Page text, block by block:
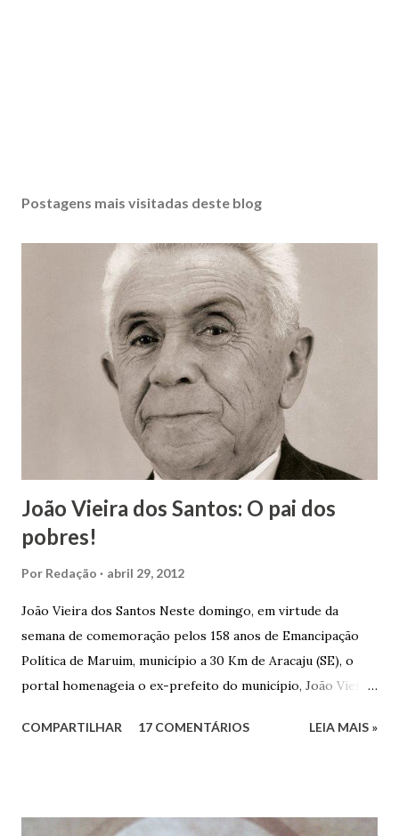
Postagens mais visitadas deste blog
João Vieira dos Santos: O pai dos
pobres!
Por Redação abril 29, 2012
João Vieira dos Santos Neste domingo, em virtude da
semana de comemoração pelos 158 anos de Emancipação
Política de Maruim, município a 30 Km de Aracaju (SE), o
portal homenageia o ex-prefeito do município, João Vieira
Vieira dos Santos e Arlinda Barroso dos Santos, nasceu em
COMPARTILHAR 17 COMENTÁRIOS LEIA MAIS »